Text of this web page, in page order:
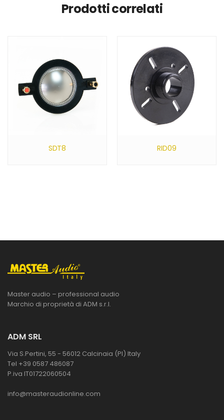
Prodotti correlati
SDT8 RID09
Master audio – professional audio
Marchio di proprietà di ADM s.r.l.
ADM SRL
Via S.Pertini, 55 - 56012 Calcinaia (PI) Italy
Tel +39 0587 486087
P.iva IT01722060504
info@masteraudionline.com